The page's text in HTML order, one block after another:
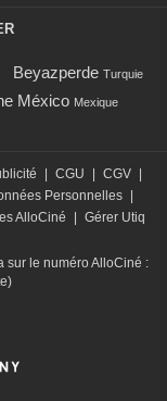
Beyazperde Turquie
México Mexique
CGU CGV
Personnelles
AlloCiné
Gérer Utiq
sur le numéro AlloCiné :